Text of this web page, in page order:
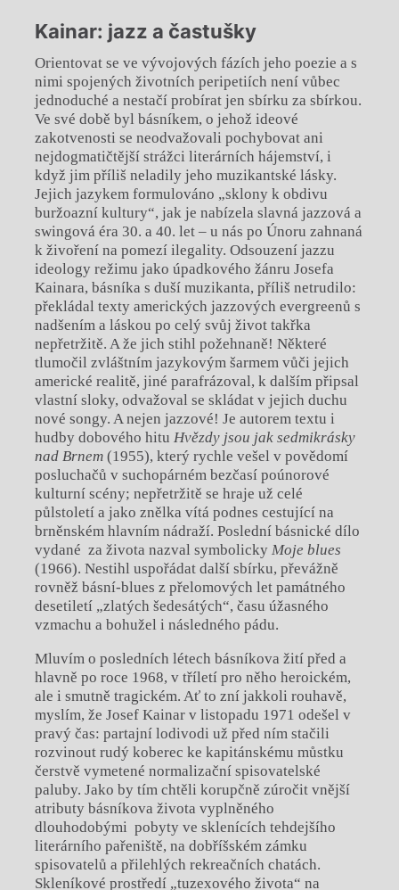
Kainar: jazz a častušky
Orientovat se ve vývojových fázích jeho poezie a s
nimi spojených životních peripetiích není vůbec
jednoduché a nestačí probírat jen sbírku za sbírkou.
Ve své době byl básníkem, o jehož ideové
zakotvenosti se neodvažovali pochybovat ani
nejdogmatičtější strážci literárních hájemství, i
když jim příliš neladily jeho muzikantské lásky.
Jejich jazykem formulováno „sklony k obdivu
buržoazní kultury“, jak je nabízela slavná jazzová a
swingová éra 30. a 40. let – u nás po Únoru zahnaná
k živoření na pomezí ilegality. Odsouzení jazzu
ideology režimu jako úpadkového žánru Josefa
Kainara, básníka s duší muzikanta, příliš netrudilo:
překládal texty amerických jazzových evergreenů s
nadšením a láskou po celý svůj život takřka
nepřetržitě. A že jich stihl požehnaně! Některé
tlumočil zvláštním jazykovým šarmem vůči jejich
americké realitě, jiné parafrázoval, k dalším připsal
vlastní sloky, odvažoval se skládat v jejich duchu
nové songy. A nejen jazzové! Je autorem textu i
hudby dobového hitu Hvězdy jsou jak sedmikrásky
nad Brnem (1955), který rychle vešel v povědomí
posluchačů v suchopárném bezčasí poúnorové
kulturní scény; nepřetržitě se hraje už celé
půlstoletí a jako znělka vítá podnes cestující na
brněnském hlavním nádraží. Poslední básnické dílo
vydané za života nazval symbolickyMoje blues
(1966). Nestihl uspořádat další sbírku, převážně
rovněž básní-blues z přelomových let památného
desetiletí „zlatých šedesátých“, času úžasného
vzmachu a bohužel i následného pádu.
Mluvím o posledních létech básníkova žití před a
hlavně po roce 1968, v tříletí pro něho heroickém,
ale i smutně tragickém. Ať to zní jakkoli rouhavě,
myslím, že Josef Kainar v listopadu 1971 odešel v
pravý čas: partajní lodivodi už před ním stačili
rozvinout rudý koberec ke kapitánskému můstku
čerstvě vymetené normalizační spisovatelské
paluby. Jako by tím chtěli korupčně zúročit vnější
atributy básníkova života vyplněného
dlouhodobými pobyty ve sklenících tehdejšího
literárního pařeniště, na dobříšském zámku
spisovatelů a přilehlých rekreačních chatách.
Skleníkové prostředí „tuzexového života“ na